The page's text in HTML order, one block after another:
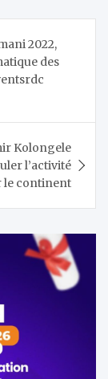
2022,
des
Kolongele
l’activité
le continent